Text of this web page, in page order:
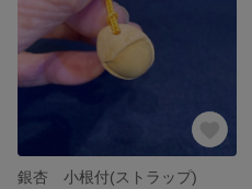
銀杏 小根付(ストラップ)